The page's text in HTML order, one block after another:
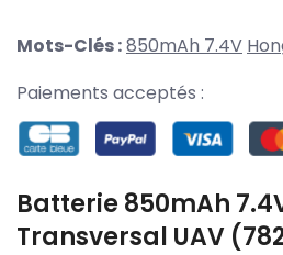
Mots-Clés :850mAh 7.4V
Paiements acceptés :
Batterie 850mAh
Transversal UAV